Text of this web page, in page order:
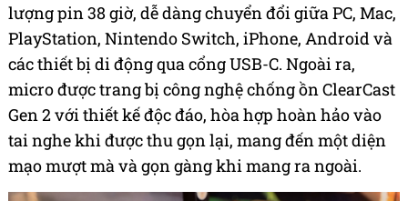
lượng pin 38 giờ, dễ dàng chuyển đổi giữa PC, Mac,
PlayStation, Nintendo Switch, iPhone, Android và
các thiết bị di động qua cổng USB-C. Ngoài ra,
micro được trang bị công nghệ chống ồn ClearCast
Gen 2 với thiết kế độc đáo, hòa hợp hoàn hảo vào
tai nghe khi được thu gọn lại, mang đến một diện
mạo mượt mà và gọn gàng khi mang ra ngoài.